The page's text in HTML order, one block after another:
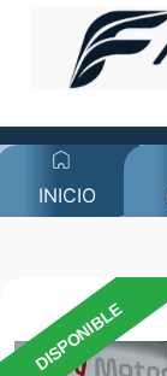
INICIO
DISPONIBLE